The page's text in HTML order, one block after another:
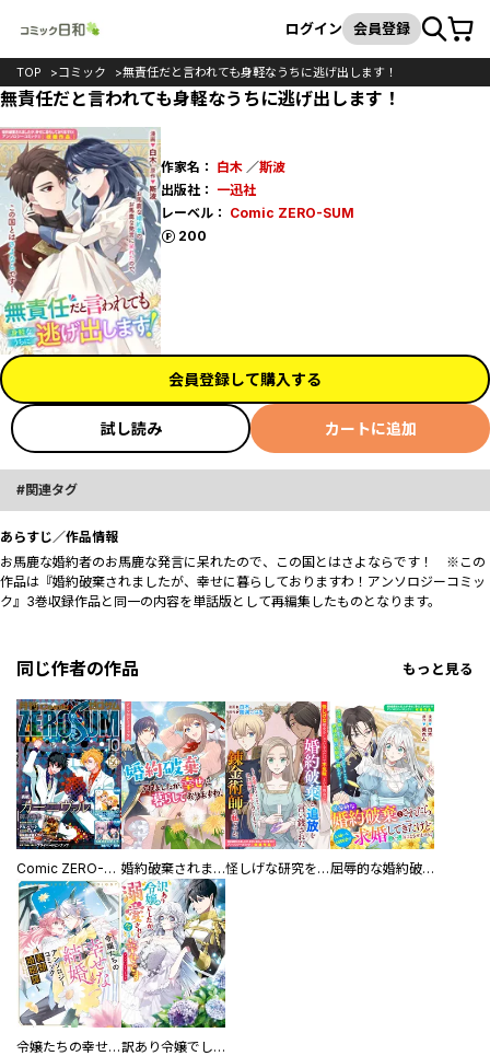
検索
ログイン 会員登録カート
TOP コミック 無責任だと言われても身軽なうちに逃げ出します！
無責任だと言われても身軽なうちに逃げ出します！
作家名： 白木／斯波
出版社： 一迅社
レーベル： Comic ZERO-SUM
200
ポイント
会員登録して購入する
試し読み カートに追加
関連タグ
あらすじ／作品情報
お馬鹿な婚約者のお馬鹿な発言に呆れたので、この国とはさよならです！ ※この
作品は『婚約破棄されましたが、幸せに暮らしておりますわ！アンソロジーコミッ
ク』3巻収録作品と同一の内容を単話版として再編集したものとなります。
同じ作者の作品 もっと見る
Comic ZERO-SUM (コミック ゼロサム) 婚約破棄されましたが、幸せに暮らしておりますわ！アンソロジーコミック 怪しげな研究をしているみたいで不気味、という理由で婚約破棄と追放を言い渡された錬金術師の私ですが。 屈辱的な婚約破棄をされたら大嫌いな幼馴染が求婚してきたけど思い通りにはさせません！
令嬢たちの幸せな結婚アンソロジーコミック～異類婚姻譚～ 訳あり令嬢でしたが、溺愛されて今では幸せです アンソロジーコミック